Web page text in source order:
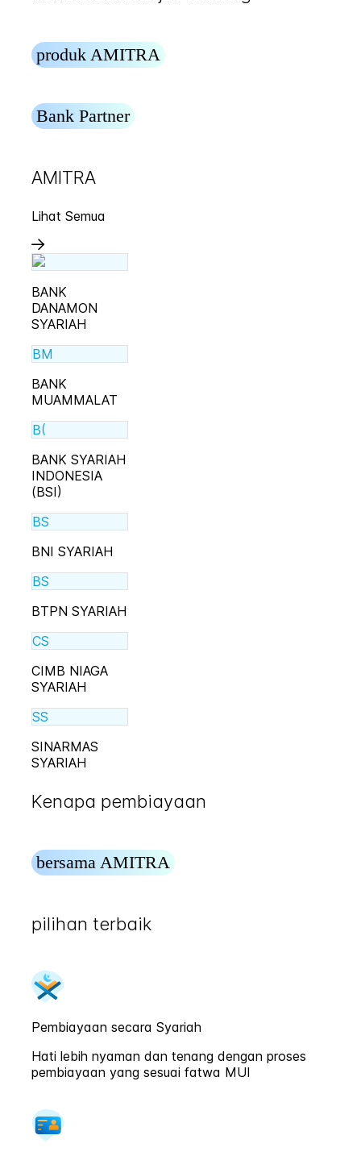
produk AMITRA
Bank Partner
AMITRA
Lihat Semua
BANK
DANAMON
SYARIAH
BM
BANK
MUAMMALAT
B(
BANK SYARIAH
INDONESIA
(BSI)
BS
BNI SYARIAH
BS
BTPN SYARIAH
CS
CIMB NIAGA
SYARIAH
SS
SINARMAS
SYARIAH
Kenapa pembiayaan
bersama AMITRA
pilihan terbaik
Pembiayaan secara Syariah
Hati lebih nyaman dan tenang dengan proses
pembiayaan yang sesuai fatwa MUI